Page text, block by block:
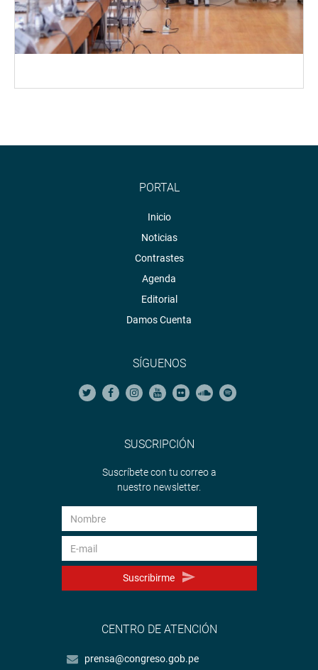
PORTAL
Inicio
Noticias
Contrastes
Agenda
Editorial
Damos Cuenta
SÍGUENOS
SUSCRIPCIÓN
Suscríbete con tu correo a
nuestro newsletter.
Suscribirme
CENTRO DE ATENCIÓN
prensa@congreso.gob.pe